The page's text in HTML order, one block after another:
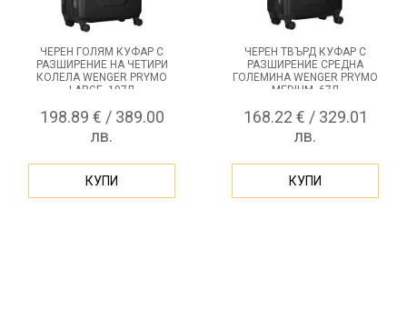
ЧЕРЕН ГОЛЯМ КУФАР С
РАЗШИРЕНИЕ НА ЧЕТИРИ
КОЛЕЛА WENGER PRYMO
LARGE, 107Л
198.89 € / 389.00
лв.
КУПИ
ЧЕРЕН ТВЪРД КУФАР С
РАЗШИРЕНИЕ СРЕДНА
ГОЛЕМИНА WENGER PRYMO
MEDIUM, 67Л
168.22 € / 329.01
лв.
КУПИ